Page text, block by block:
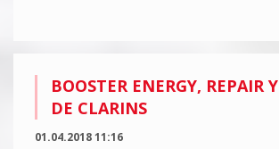
BOOSTER ENERGY, REPAIR
DE CLARINS
01.04.2018 11:16